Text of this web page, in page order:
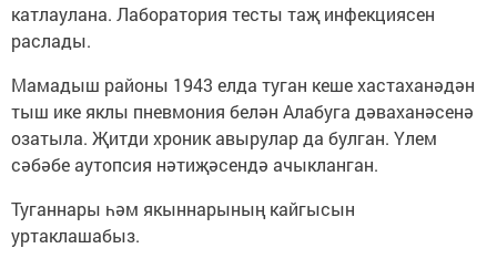
катлаулана. Лаборатория тесты таҗ инфекциясен
раслады.
Мамадыш районы 1943 елда туган кеше хастаханәдән
тыш ике яклы пневмония белән Алабуга дәваханәсенә
озатыла. Җитди хроник авырулар да булган. Үлем
сәбәбе аутопсия нәтиҗәсендә ачыкланган.
Туганнары һәм якыннарының кайгысын
уртаклашабыз.